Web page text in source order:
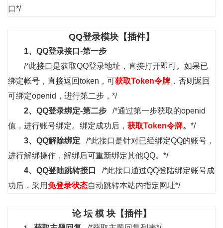
口*/
QQ登录模块【插件】
1、 QQ登录接口-第一步
/*此接口是获取QQ登录地址，直接打开即可。如果已
绑定帐号，直接返回token，可获取Token令牌 ，否则返回
可绑定openid，进行第二步，*/
2、 QQ登录绑定-第二步
/*通过第一步获取的openid
值，进行账号绑定。绑定成功后， 获取Token令牌。 */
3、 QQ解除绑定 /*此接口是针对已经绑定QQ的账号，
进行解绑操作，解绑后可重新绑定其他QQ。*/
4、 QQ登陆跳转接口
/*此接口通过QQ登陆绑定账号成
功后，采用免登录状态自动跳转本站内指定网址*/
论 坛 模 块【插件】